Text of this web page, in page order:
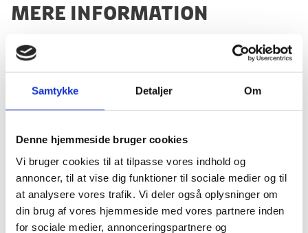
Samtykke Detaljer Om
Denne hjemmeside bruger cookies
Vi bruger cookies til at tilpasse vores indhold og
annoncer, til at vise dig funktioner til sociale medier og til
at analysere vores trafik. Vi deler også oplysninger om
din brug af vores hjemmeside med vores partnere inden
for sociale medier, annonceringspartnere og
Mere information
Mere information om Den Parlamentariske Forsamling
Mere information om Den
Parlamentariske Forsamling
Mere information om Det Permanente Råd
Mere information om Det
Permanente Råd